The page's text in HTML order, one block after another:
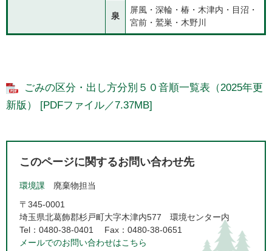
泉
屏風・深輪・椿・木津内・目沼・
宮前・鷲巣・木野川
ごみの区分・出し方分別５０音順一覧表（2025年更
新版） [PDFファイル／7.37MB]
このページに関するお問い合わせ先
環境課
廃棄物担当
〒345-0001
埼玉県北葛飾郡杉戸町大字木津内577 環境センター内
Tel：0480-38-0401
Fax：0480-38-0651
メールでのお問い合わせはこちら